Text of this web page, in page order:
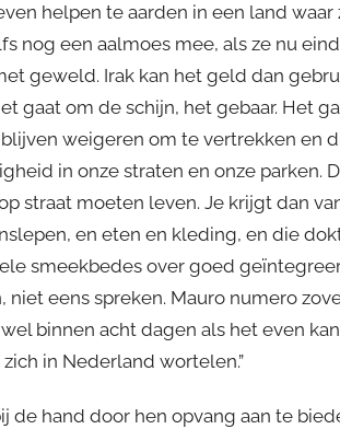
helpen te aarden in een land
nog een aalmoes mee, als ze nu
geweld. Irak kan het geld dan
gaat om de schijn, het gebaar. Het
weigeren om te vertrekken en
in onze straten en onze parken.
straat moeten leven. Je krijgt dan
en eten en kleding, en die
smeekbedes over goed
eens spreken. Mauro numero
binnen acht dagen als het even
in Nederland wortelen.”
de hand door hen opvang aan te